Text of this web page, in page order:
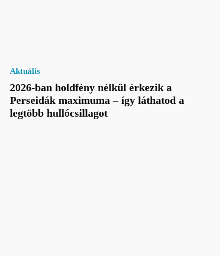
Aktuális
2026-ban holdfény nélkül érkezik a
Perseidák maximuma – így láthatod a
legtöbb hullócsillagot